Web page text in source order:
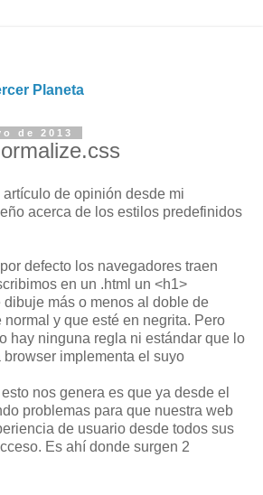
Planeta
de 2013
de opinión desde mi
acerca de los estilos predefinidos
defecto los navegadores traen
en un .html un <h1>
más o menos al doble de
y que esté en negrita. Pero
hay ninguna regla ni estándar que lo
implementa el suyo
nos genera es que ya desde el
problemas para que nuestra web
de usuario desde todos sus
Es ahí donde surgen 2